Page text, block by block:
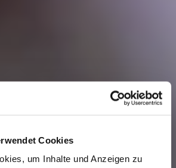
Cookies
um Inhalte und Anzeigen zu